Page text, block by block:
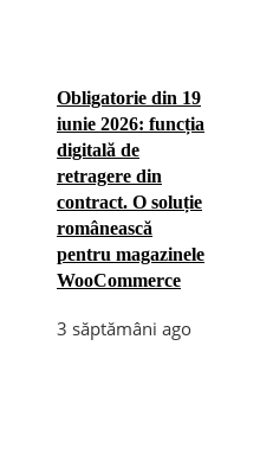
Obligatorie din 19
iunie 2026: funcția
digitală de
retragere din
contract. O soluție
românească
pentru magazinele
WooCommerce
3 săptămâni ago